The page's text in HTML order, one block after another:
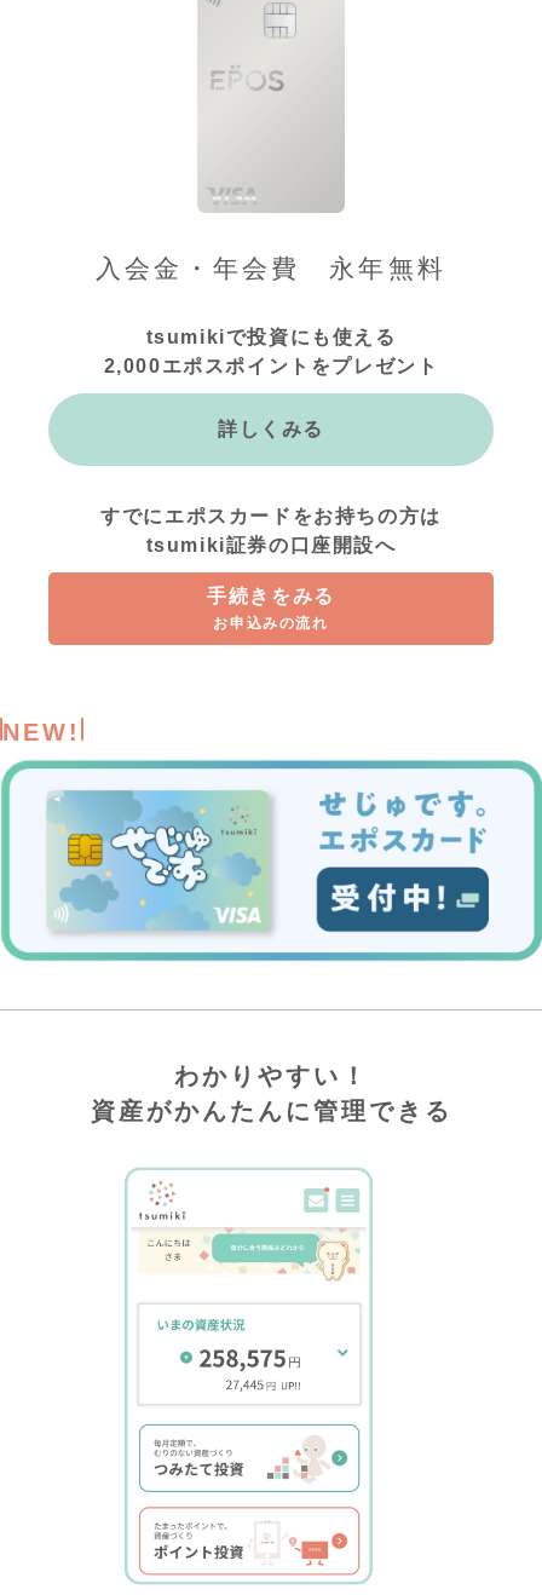
入会金・年会費 永年無料
tsumikiで投資にも使える
2,000エポスポイントをプレゼント
詳しくみる
すでにエポスカードをお持ちの方は
tsumiki証券の口座開設へ
手続きをみる
お申込みの流れ
NEW!
わかりやすい！
資産がかんたんに管理できる